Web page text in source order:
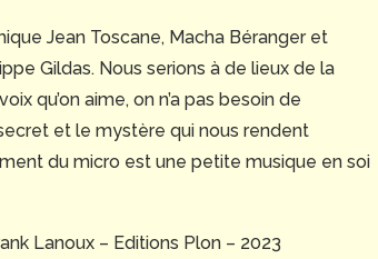
Jean Toscane, Macha Béranger et
Gildas. Nous serions à de lieux de la
qu’on aime, on n’a pas besoin de
et le mystère qui nous rendent
du micro est une petite musique en soi
Lanoux – Editions Plon – 2023